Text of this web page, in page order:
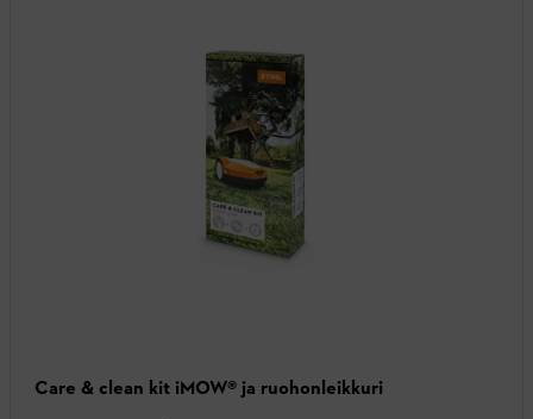
Care & clean kit iMOW® ja ruohonleikkuri